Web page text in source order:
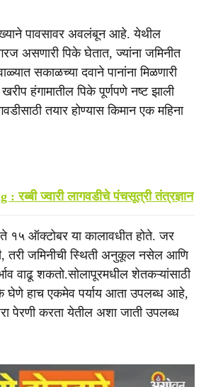
पावसावर अवलंबून आहे. येथील
असणारी पिके घेतात, ज्यांना जमिनीत
सकाळच्या दवाने पानांना मिळणारी
हंगामातील पिके पूर्णपणे नष्ट झाली
तयार होण्यास किमान एक महिना
ज्वारी लागवडीचे पंचसूत्री तंत्रज्ञान
ते १५ ऑक्टोबर या कालावधीत होते. जर
तरी जमिनीची स्थिती अनुकूल नसेल आणि
वाढू शकतो.सोलापूरमधील शेतकऱ्यांसाठी
घेणे हाच एकमेव पर्याय आता उपलब्ध आहे,
पेरणी करता येतील अशा जाती उपलब्ध